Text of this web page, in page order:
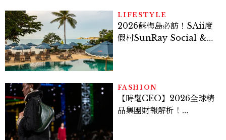
LIFESTYLE
2026蘇梅島必訪！SAii度
假村SunRay Social &
FASHION
【時髦CEO】2026全球精
品集團財報解析！